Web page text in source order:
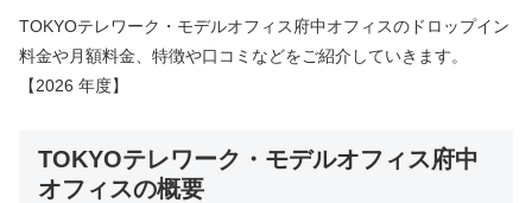
TOKYOテレワーク・モデルオフィス府中オフィスのドロップイン
料金や月額料金、特徴や口コミなどをご紹介していきます。
【2026 年度】
TOKYOテレワーク・モデルオフィス府中
オフィスの概要